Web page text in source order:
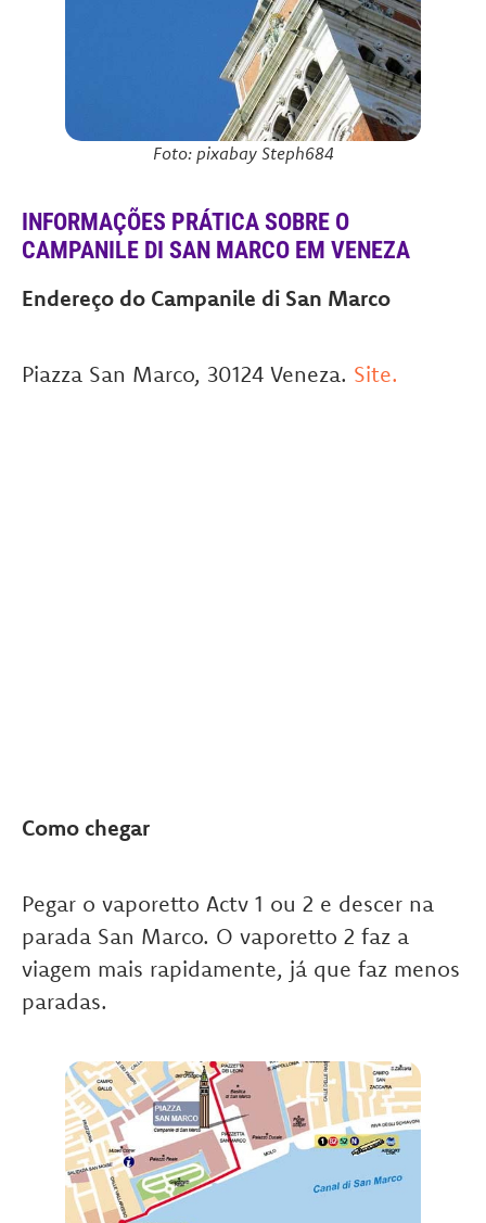
Foto: pixabay Steph684
INFORMAÇÕES PRÁTICA SOBRE O
CAMPANILE DI SAN MARCO EM VENEZA
Endereço do Campanile di San Marco
Piazza San Marco, 30124 Veneza. Site.
Como chegar
Pegar o vaporetto Actv 1 ou 2 e descer na
parada San Marco. O vaporetto 2 faz a
viagem mais rapidamente, já que faz menos
paradas.